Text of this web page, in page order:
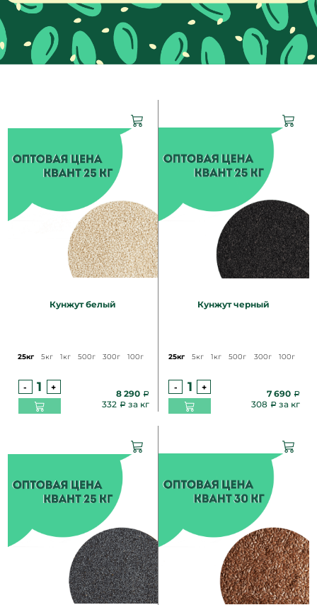
Кунжут белый
25кг 5кг 1кг 500г 300г 100г
- +
8 290
332
за кг
Кунжут черный
25кг 5кг 1кг 500г 300г 100г
- +
7 690
308
за кг